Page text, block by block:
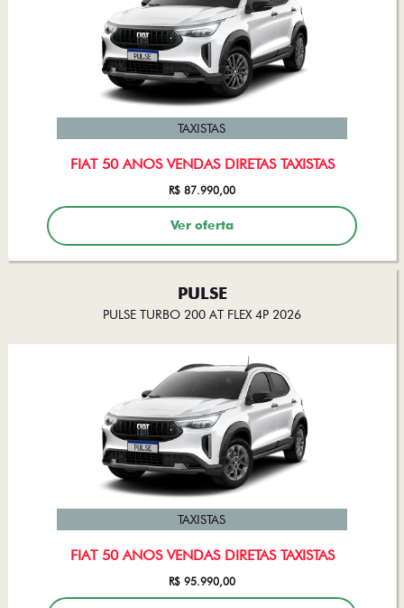
FIAT 50 ANOS VENDAS DIRETAS TAXISTAS
TAXISTAS
R$ 87.990,00
Ver oferta
PULSE
PULSE TURBO 200 AT FLEX 4P 2026
FIAT 50 ANOS VENDAS DIRETAS TAXISTAS
TAXISTAS
R$ 95.990,00